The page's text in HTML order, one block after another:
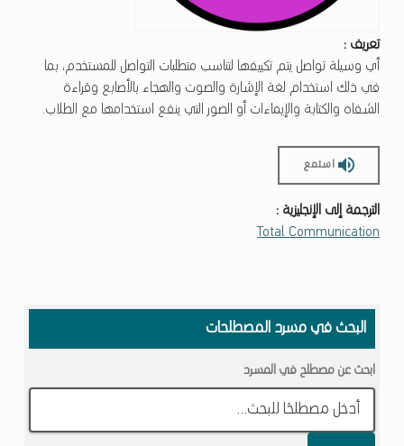
تعريف :
أي وسيلة تواصل يتم تكييفها لتناسب متطلبات التواصل للمستخدم، بما
في ذلك استخدام لغة الإشارة والصوت والهجاء بالأصابع وقراءة
الشفاه والكتابة والإيماءات أو الصور التي ينفع استخدامها مع الطلاب.
استمع
الترجمة إلى الإنجليزية :
Total Communication
Skip back to main navigation
البحث في مسرد المصطلحات
ابحث عن مصطلح في المسرد